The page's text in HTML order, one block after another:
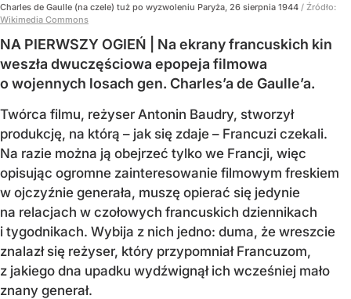
Charles de Gaulle (na czele) tuż po wyzwoleniu Paryża, 26 sierpnia 1944 / Źródło:
Wikimedia Commons
NA PIERWSZY OGIEŃ | Na ekrany francuskich kin
weszła dwuczęściowa epopeja filmowa
o wojennych losach gen. Charles’a de Gaulle’a.
Twórca filmu, reżyser Antonin Baudry, stworzył
produkcję, na którą – jak się zdaje – Francuzi czekali.
Na razie można ją obejrzeć tylko we Francji, więc
opisując ogromne zainteresowanie filmowym freskiem
w ojczyźnie generała, muszę opierać się jedynie
na relacjach w czołowych francuskich dziennikach
i tygodnikach. Wybija z nich jedno: duma, że wreszcie
znalazł się reżyser, który przypomniał Francuzom,
z jakiego dna upadku wydźwignął ich wcześniej mało
znany generał.